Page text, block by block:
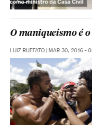
O maniqueísmo é
LUIZ RUFFATO | MAR 30, 2016 -